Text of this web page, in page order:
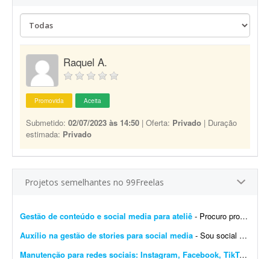
Raquel A.
Promovida Aceita
Submetido: 02/07/2023 às 14:50 | Oferta: Privado | Duração
estimada: Privado
Projetos semelhantes no 99Freelas
Gestão de conteúdo e social media para ateliê - Procuro profissional para assumir o planejamento, criação, organização e programação do conteúdo do Instagram do Ateliê Questa Cerâmica,...
Auxílio na gestão de stories para social media - Sou social media e procuro alguém que me auxilie na produção de stories profissionais, com execução simples e sem muita elaboração. - Criaç&...
Manutenção para redes sociais: Instagram, Facebook, TikTok e Marketplace